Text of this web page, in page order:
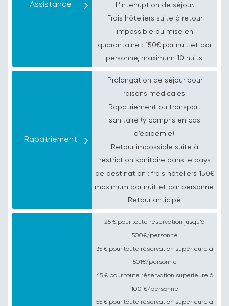
Assistance
L’interruption de séjour.
Frais hôteliers suite à retour
impossible ou mise en
quarantaine : 150€ par nuit et par
personne, maximum 10 nuits.
Rapatriement
Prolongation de séjour pour
raisons médicales.
Rapatriement ou transport
sanitaire (y compris en cas
d’épidémie).
Retour impossible suite à
restriction sanitaire dans le pays
de destination : frais hôteliers 150€
maximum par nuit et par personne.
Retour anticipé.
25 € pour toute réservation jusqu’à
500€/personne
35 € pour toute réservation supérieure à
501€/personne
45 € pour toute réservation supérieure à
1001€/personne
55 € pour toute réservation supérieure à